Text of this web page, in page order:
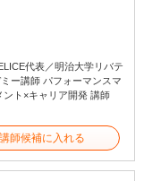
代表／明治大学リバテ
ー講師 パフォーマンスマ
ント×キャリア開発 講師
講師候補に入れる